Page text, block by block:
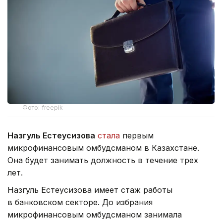
Фото: freepik
Назгуль Естеусизова стала первым
микрофинансовым омбудсманом в Казахстане.
Она будет занимать должность в течение трех
лет.
Назгуль Естеусизова имеет стаж работы
в банковском секторе. До избрания
микрофинансовым омбудсманом занимала